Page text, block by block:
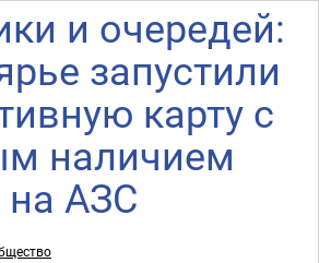
и очередей:
запустили
карту с
наличием
на АЗС